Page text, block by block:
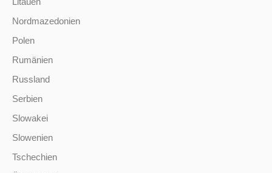
Nordmazedonien
Polen
Rumänien
Russland
Serbien
Slowakei
Slowenien
Tschechien